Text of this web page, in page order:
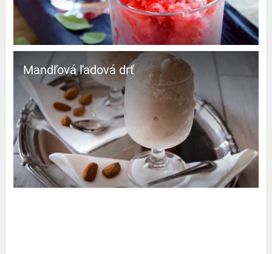
Mandľová ľadová drť